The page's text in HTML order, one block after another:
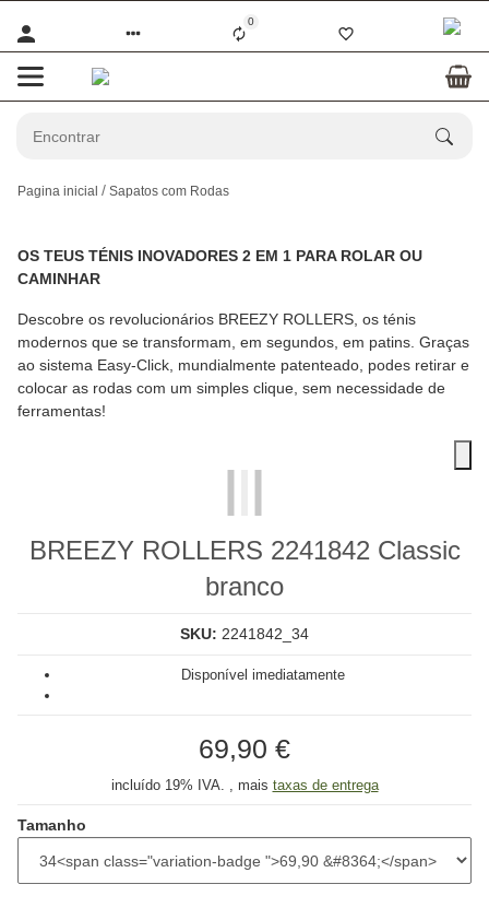
0
Pagina inicial Sapatos com Rodas
OS TEUS TÉNIS INOVADORES 2 EM 1 PARA ROLAR OU
CAMINHAR
Descobre os revolucionários BREEZY ROLLERS, os ténis
modernos que se transformam, em segundos, em patins. Graças
ao sistema Easy-Click, mundialmente patenteado, podes retirar e
colocar as rodas com um simples clique, sem necessidade de
ferramentas!
BREEZY ROLLERS 2241842 Classic
branco
SKU: 2241842_34
Disponível imediatamente
69,90 €
incluído 19% IVA. , mais taxas de entrega
Tamanho